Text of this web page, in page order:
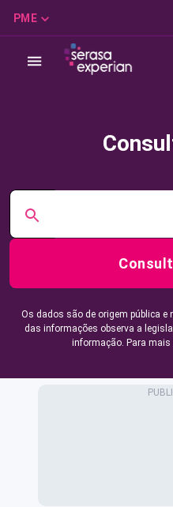
PME
Os dados são de origem pública
das informações observa a
informação. Para